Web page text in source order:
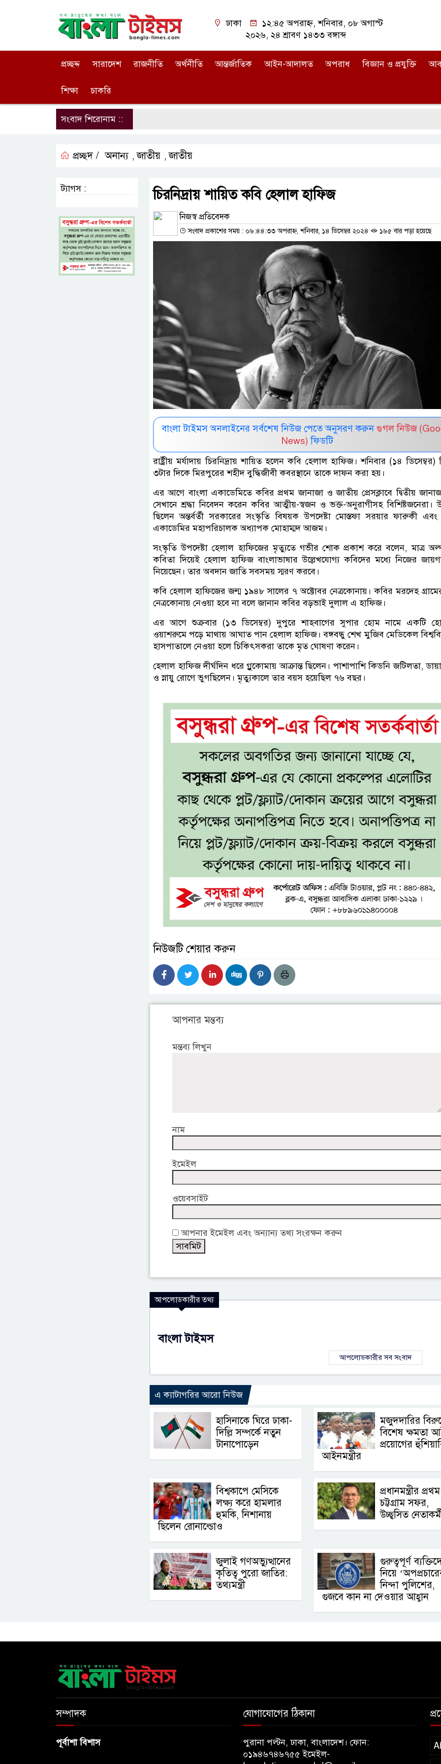
ঢাকা
১২:৪৫ অপরাহ্ন, শনিবার, ০৮ অগাস্ট
২০২৬, ২৪ শ্রাবণ ১৪৩৩ বঙ্গাব্দ
প্রচ্ছদ্দ সারাদেশ রাজনীতি অর্থনীতি আন্তর্জাতিক আইন-আদালত অপরাধ বিজ্ঞান ও প্রযুক্তি
শিক্ষা চাকরি
সংবাদ শিরোনাম ::
প্রচ্ছদ / অনান্য ,জাতীয় ,জাতীয়
চিরনিদ্রায় শায়িত কবি হেলাল হাফিজ
নিজস্ব প্রতিবেদক
সংবাদ প্রকাশের সময় : ০৬:৪৪:৩৩ অপরাহ্ন, শনিবার, ১৪ ডিসেম্বর ২০২৪ ১৬৫ বার পড়া হয়েছে
বাংলা টাইমস অনলাইনের সর্বশেষ নিউজ পেতে অনুসরণ করুন গুগল নিউজ
News) ফিডটি
রাষ্ট্রীয় মর্যাদায় চিরনিদ্রায় শায়িত হলেন কবি হেলাল হাফিজ। শনিবার (১৪ ডিসেম্বর)
৩টার দিকে মিরপুরের শহীদ বুদ্ধিজীবী কবরস্থানে তাকে দাফন করা হয়।
এর আগে বাংলা একাডেমিতে কবির প্রথম জানাজা ও জাতীয় প্রেসক্লাবে দ্বিতীয়
সেখানে শ্রদ্ধা নিবেদন করেন কবির আত্মীয়-স্বজন ও ভক্ত-অনুরাগীসহ বিশিষ্টজনেরা।
ছিলেন অন্তর্বর্তী সরকারের সংস্কৃতি বিষয়ক উপদেষ্টা মোস্তফা সরয়ার ফারুকী এবং
একাডেমির মহাপরিচালক অধ্যাপক মোহাম্মদ আজম।
সংস্কৃতি উপদেষ্টা হেলাল হাফিজের মৃত্যুতে গভীর শোক প্রকাশ করে বলেন, মাত্র
কবিতা দিয়েই হেলাল হাফিজ বাংলাভাষার উল্লেখযোগ্য কবিদের মধ‍্যে নিজের
নিয়েছেন। তার অবদান জাতি সবসময় স্মরণ করবে।
কবি হেলাল হাফিজের জন্ম ১৯৪৮ সালের ৭ অক্টোবর নেত্রকোনায়। কবির মরদেহ
নেত্রকোনায় নেওয়া হবে না বলে জানান কবির বড়ভাই দুলাল এ হাফিজ।
এর আগে শুক্রবার (১৩ ডিসেম্বর) দুপুরে শাহবাগের সুপার হোম নামে একটি
ওয়াশরুমে পড়ে মাথায় আঘাত পান হেলাল হাফিজ। বঙ্গবন্ধু শেখ মুজিব মেডিকেল
হাসপাতালে নেওয়া হলে চিকিৎসকরা তাকে মৃত ঘোষণা করেন।
হেলাল হাফিজ দীর্ঘদিন ধরে গ্লুকোমায় আক্রান্ত ছিলেন। পাশাপাশি কিডনি জটিলতা,
ও স্নায়ু রোগে ভুগছিলেন। মৃত্যুকালে তার বয়স হয়েছিল ৭৬ বছর।
নিউজটি শেয়ার করুন
আপনার মন্তব্য
মন্তব্য লিখুন
নাম
ইমেইল
ওয়েবসাইট
আপনার ইমেইল এবং অন্যান্য তথ্য সংরক্ষন করুন
আপলোডকারীর তথ্য
বাংলা টাইমস
আপলোডকারীর সব সংবাদ
এ ক্যাটাগরির আরো নিউজ
হাসিনাকে ঘিরে ঢাকা-
দিল্লি সম্পর্কে নতুন
টানাপোড়েন
মজুদদারির
বিশেষ ক্ষমতা
প্রয়োগের
আইনমন্ত্রীর
বিশ্বকাপে মেসিকে
লক্ষ্য করে হামলার
হুমকি, নিশানায়
ছিলেন রোনাল্ডোও
প্রধানমন্ত্রীর প্রথম
চট্টগ্রাম সফর,
উচ্ছ্বসিত
জুলাই গণঅভ্যুত্থানের
কৃতিত্ব পুরো জাতির:
তথ্যমন্ত্রী
গুরুত্বপূর্ণ
নিয়ে
নিন্দা পুলিশের,
গুজবে কান না দেওয়ার আহ্বান
ট্যাগস :
সম্পাদক
পূর্বাশা বিশাস
যোগাযোগের ঠিকানা
পুরানা পল্টন, ঢাকা, বাংলাদেশ। ফোন:
০১৯৪৬৭৪৬৭৫৫ ইমেইল-